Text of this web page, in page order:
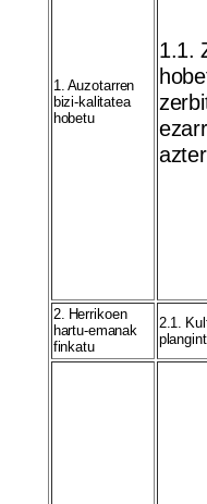
1. Auzotarren
bizi-kalitatea
hobetu
1.1.
2. Herrikoen
hartu-emanak
finkatu
2.1.